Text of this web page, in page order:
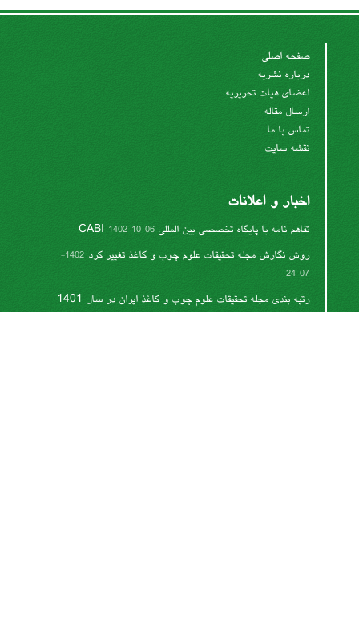
صفحه اصلی
درباره نشریه
اعضای هیات تحریریه
ارسال مقاله
تماس با ما
نقشه سایت
اخبار و اعلانات
تفاهم نامه با پایگاه تخصصی بین المللی CABI 1402-10-06
روش نگارش مجله تحقیقات علوم چوب و کاغذ تغییر کرد
1402-
07-24
رتبه بندی مجله تحقیقات علوم چوب و کاغذ ایران در سال 1401